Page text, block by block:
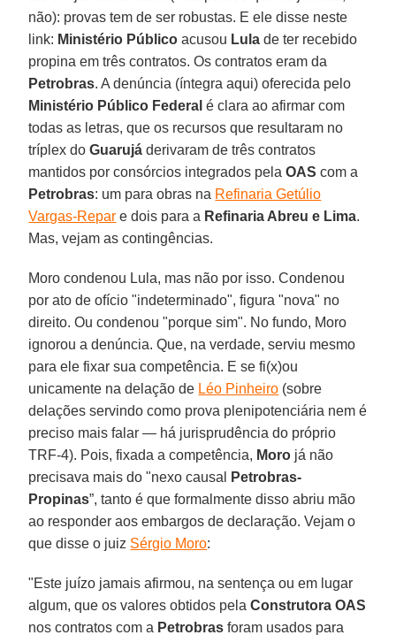
não): provas tem de ser robustas. E ele disse neste
link: Ministério Público acusou Lula de ter recebido
propina em três contratos. Os contratos eram da
Petrobras. A denúncia (íntegra aqui) oferecida pelo
Ministério Público Federal é clara ao afirmar com
todas as letras, que os recursos que resultaram no
tríplex doGuarujá derivaram de três contratos
mantidos por consórcios integrados pelaOAS com a
Petrobras: um para obras na Refinaria Getúlio
Vargas-Repar e dois para a Refinaria Abreu e Lima.
Mas, vejam as contingências.
Moro condenou Lula, mas não por isso. Condenou
por ato de ofício "indeterminado", figura "nova" no
direito. Ou condenou "porque sim". No fundo, Moro
ignorou a denúncia. Que, na verdade, serviu mesmo
para ele fixar sua competência. E se fi(x)ou
unicamente na delação de Léo Pinheiro (sobre
delações servindo como prova plenipotenciária nem é
preciso mais falar — há jurisprudência do próprio
TRF-4). Pois, fixada a competência, Moro já não
precisava mais do "nexo causal
Petrobras-
Propinas”, tanto é que formalmente disso abriu mão
ao responder aos embargos de declaração. Vejam o
que disse o juiz Sérgio Moro:
"Este juízo jamais afirmou, na sentença ou em lugar
algum, que os valores obtidos pelaConstrutora OAS
nos contratos com a Petrobras foram usados para